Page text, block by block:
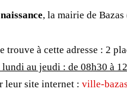
, la mairie de
trouve à cette adresse : 2
au jeudi : de 08h30 à
leur site internet : ville-